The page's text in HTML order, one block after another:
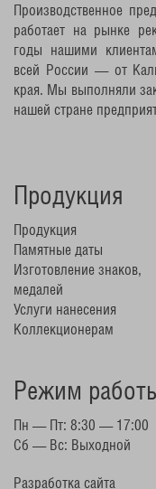
Производственное
работает на рынке
годы нашими
всей России — от
края. Мы выполняли
нашей стране
Продукция
Продукция
Памятные даты
Изготовление знаков,
медалей
Услуги нанесения
Коллекционерам
Режим
Пн — Пт: 8:30 — 17:00
Сб — Вс: Выходной
Разработка сайта